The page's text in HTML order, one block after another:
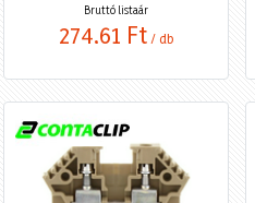
Bruttó listaár
274,61 Ft / db